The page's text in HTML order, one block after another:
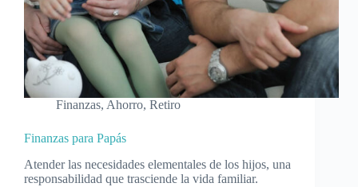
Finanzas, Ahorro, Retiro
Finanzas para Papás
Atender las necesidades elementales de los hijos, una
responsabilidad que trasciende la vida familiar.